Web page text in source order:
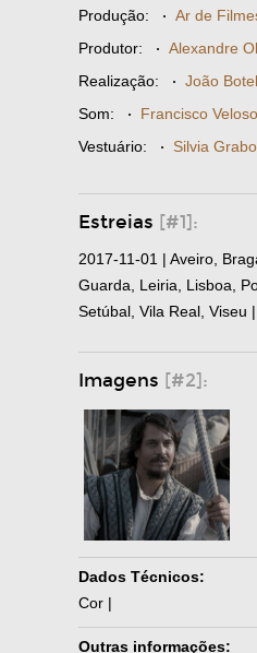
Produção: · Ar de
Produtor: · Alexandre
Realização: · João
Som: · Francisco Veloso
Vestuário: · Silvia
Estreias [#1]:
2017-11-01 | Aveiro,
Guarda, Leiria, Lisboa,
Setúbal, Vila Real, Viseu
Imagens [#2]:
Dados Técnicos:
Cor |
Outras informações: